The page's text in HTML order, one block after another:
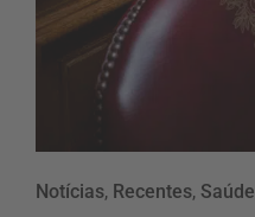
Notícias, Recentes, Saúde